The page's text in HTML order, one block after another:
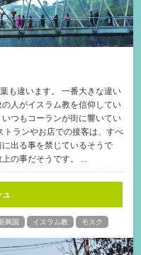
も違います。 一番大きな違い
人がイスラム教を信仰してい
つもコーランが街に響いてい
トランやお店での接客は、すべ
出る事を禁じているそうで
の事だそうです。 ...
ュ
興国 イスラム教 モスク